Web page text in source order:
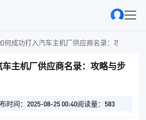
何成功打入汽车主机厂供应商名录：攻略与步
主机厂供应商名录：攻略与步
时间：2025-08-25 00:40阅读量：583